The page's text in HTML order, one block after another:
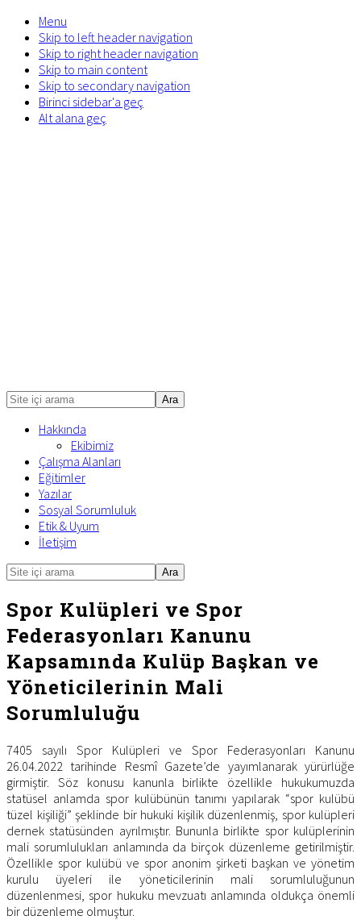
Menu
Skip to left header navigation
Skip to right header navigation
Skip to main content
Skip to secondary navigation
Birinci sidebar'a geç
Alt alana geç
Site
arama Hakkında
Ekibimiz
Çalışma Alanları
Eğitimler
Yazılar
Sosyal Sorumluluk
Etik & Uyum
İletişim
Mobile
Menu
Site
arama
Spor Kulüpleri ve Spor
Federasyonları Kanunu
Kapsamında Kulüp Başkan ve
Yöneticilerinin Mali
Sorumluluğu
7405 sayılı Spor Kulüpleri ve Spor Federasyonları Kanunu
26.04.2022 tarihinde Resmî Gazete’de yayımlanarak yürürlüğe
girmiştir. Söz konusu kanunla birlikte özellikle hukukumuzda
statüsel anlamda spor kulübünün tanımı yapılarak “spor kulübü
tüzel kişiliği” şeklinde bir hukuki kişilik düzenlenmiş, spor kulüpleri
dernek statüsünden ayrılmıştır. Bununla birlikte spor kulüplerinin
mali sorumlulukları anlamında da birçok düzenleme getirilmiştir.
Özellikle spor kulübü ve spor anonim şirketi başkan ve yönetim
kurulu üyeleri ile yöneticilerinin mali sorumluluğunun
düzenlenmesi, spor hukuku mevzuatı anlamında oldukça önemli
bir düzenleme olmuştur.